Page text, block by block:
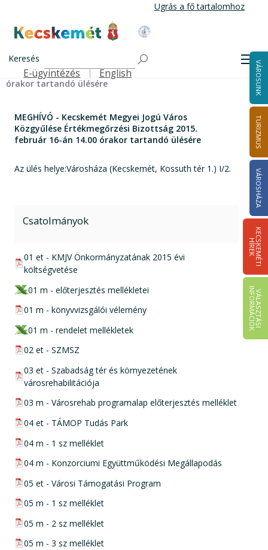
tartalomra
Ugrás a fő tartalomhoz
Kecskemét Város Honlapja
Keresés
Felső navigáció
E-ügyintézés English VÁROSUNK
TURIZMUS
VÁROSHÁZA
K
E
C
S
K
E
M
É
T
I
HÍ
R
E
K
V
Á
L
A
S
Z
T
Á
S
I
IN
F
O
R
M
Á
C
I
Ó
K
MEGHÍVÓ - Kecskemét Megyei Jogú Város Közgyűlése
Értékmegőrzési Bizottság 2015. február 16-án 14.00
órakor tartandó ülésére
MEGHÍVÓ - Kecskemét Megyei Jogú Város
Közgyűlése Értékmegőrzési Bizottság 2015.
február 16-án 14.00 órakor tartandó ülésére
Az ülés helye:Városháza (Kecskemét, Kossuth tér 1.) I/2.
Csatolmányok
pdf csatolmány:
01 et - KMJV Önkormányzatának 2015 évi
költségvetése
xls csatolmány:
01 m - előterjesztés mellékletei
pdf csatolmány:
01 m - könyvvizsgálói vélemény
xls csatolmány:
01 m - rendelet mellékletek
pdf csatolmány:
02 et - SZMSZ
pdf csatolmány:
03 et - Szabadság tér és környezetének
városrehabilitációja
pdf csatolmány:
03 m - Városrehab programalap előterjesztés melléklet
pdf csatolmány:
04 et - TÁMOP Tudás Park
pdf csatolmány:
04 m - 1 sz melléklet
pdf csatolmány:
04 m - Konzorciumi Együttműködési Megállapodás
pdf csatolmány:
05 et - Városi Támogatási Program
pdf csatolmány:
05 m - 1 sz melléklet
pdf csatolmány:
05 m - 2 sz melléklet
pdf csatolmány:
05 m - 3 sz melléklet